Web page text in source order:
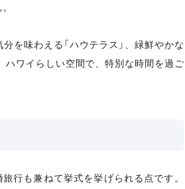
を味わえる「ハウテラス」、緑鮮やかな
ハワイらしい空間で、特別な時間を過ご
行も兼ねて挙式を挙げられる点です。